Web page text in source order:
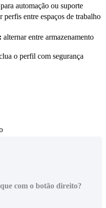
automação ou suporte
perfis entre espaços de trabalho
alternar entre armazenamento
o perfil com segurança
com o botão direito?